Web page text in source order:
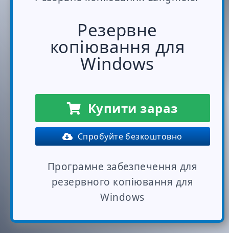
Резервне
копіювання для
Windows
Купити зараз
Спробуйте безкоштовно
Програмне забезпечення для
резервного копіювання для
Windows